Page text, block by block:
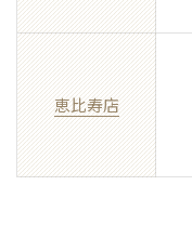
恵比寿店